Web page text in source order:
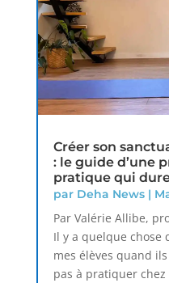
Créer son
: le guide d’une
pratique qui
par Deha News|
Par Valérie Allibe,
Il y a quelque chose
mes élèves quand
pas à pratiquer chez